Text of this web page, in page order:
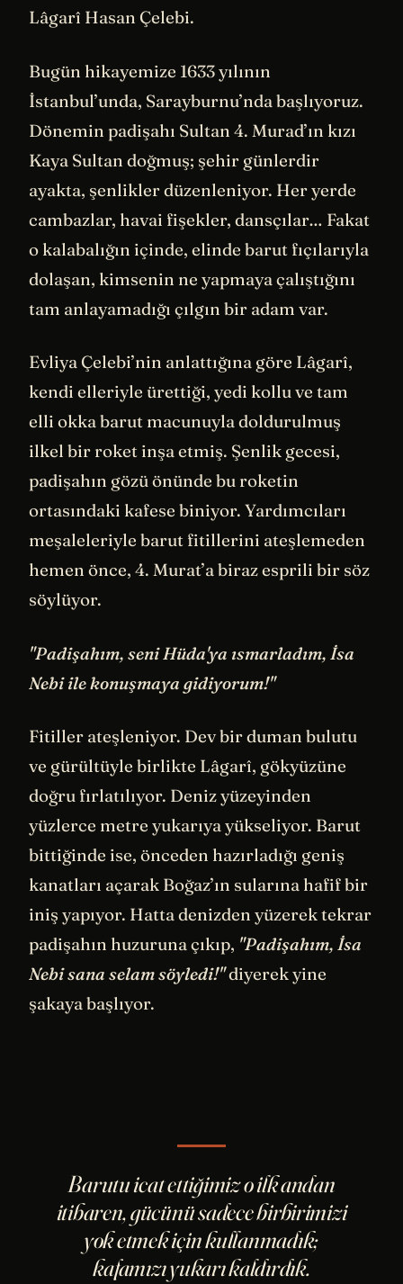
Lâgarî Hasan Çelebi.
Bugün hikayemize 1633 yılının
İstanbul’unda, Sarayburnu’nda başlıyoruz.
Dönemin padişahı Sultan 4. Murad’ın kızı
Kaya Sultan doğmuş; şehir günlerdir
ayakta, şenlikler düzenleniyor. Her yerde
cambazlar, havai fişekler, dansçılar… Fakat
o kalabalığın içinde, elinde barut fıçılarıyla
dolaşan, kimsenin ne yapmaya çalıştığını
tam anlayamadığı çılgın bir adam var.
Evliya Çelebi’nin anlattığına göre Lâgarî,
kendi elleriyle ürettiği, yedi kollu ve tam
elli okka barut macunuyla doldurulmuş
ilkel bir roket inşa etmiş. Şenlik gecesi,
padişahın gözü önünde bu roketin
ortasındaki kafese biniyor. Yardımcıları
meşaleleriyle barut fitillerini ateşlemeden
hemen önce, 4. Murat’a biraz esprili bir söz
söylüyor.
"Padişahım, seni Hüda'ya ısmarladım, İsa
Nebi ile konuşmaya gidiyorum!"
Fitiller ateşleniyor. Dev bir duman bulutu
ve gürültüyle birlikte Lâgarî, gökyüzüne
doğru fırlatılıyor. Deniz yüzeyinden
yüzlerce metre yukarıya yükseliyor. Barut
bittiğinde ise, önceden hazırladığı geniş
kanatları açarak Boğaz’ın sularına hafif bir
iniş yapıyor. Hatta denizden yüzerek tekrar
padişahın huzuruna çıkıp, "Padişahım, İsa
Nebi sana selam söyledi!"diyerek yine
şakaya başlıyor.
Barutu icat ettiğimiz o ilk andan
itibaren, gücünü sadece birbirimizi
yok etmek için kullanmadık;
kafamızı yukarı kaldırdık.